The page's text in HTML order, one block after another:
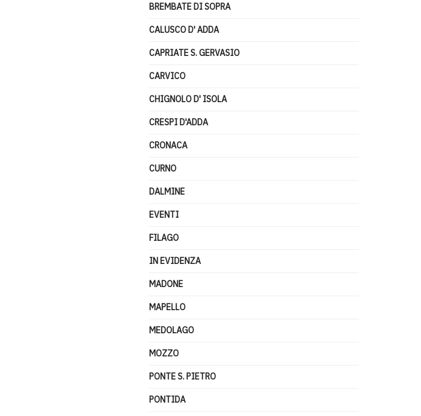
BREMBATE DI SOPRA
CALUSCO D' ADDA
CAPRIATE S. GERVASIO
CARVICO
CHIGNOLO D' ISOLA
CRESPI D'ADDA
CRONACA
CURNO
DALMINE
EVENTI
FILAGO
IN EVIDENZA
MADONE
MAPELLO
MEDOLAGO
MOZZO
PONTE S. PIETRO
PONTIDA